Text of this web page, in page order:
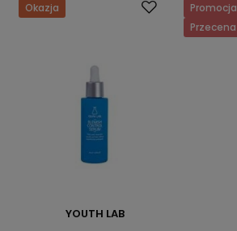
Okazja
YOUTH LAB
Promocja
Przecena